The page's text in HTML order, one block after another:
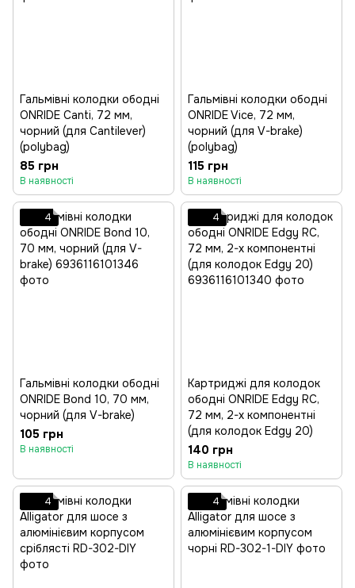
Гальмівні колодки ободні
ONRIDE Canti, 72 мм,
чорний (для Cantilever)
(polybag)
85 грн
В наявності
Гальмівні колодки ободні
ONRIDE Vice, 72 мм,
чорний (для V-brake)
(polybag)
115 грн
В наявності
4
Гальмівні колодки ободні
ONRIDE Bond 10, 70 мм,
чорний (для V-brake)
105 грн
В наявності
4
Картриджі для колодок
ободні ONRIDE Edgy RC,
72 мм, 2-х компонентні
(для колодок Edgy 20)
140 грн
В наявності
4 4